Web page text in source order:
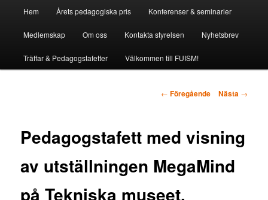
Hem Årets pedagogiska pris Konferenser & seminarier
Medlemskap Om oss Kontakta styrelsen Nyhetsbrev
Träffar & Pedagogstafetter Välkommen till FUISM!
Inläggsnavigering
← Föregående Nästa →
Pedagogstafett med visning
av utställningen MegaMind
på Tekniska museet,